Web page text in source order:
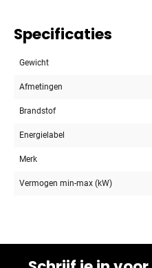
Specificaties
Gewicht
Afmetingen
Brandstof
Energielabel
Merk
Vermogen min-max (kW)